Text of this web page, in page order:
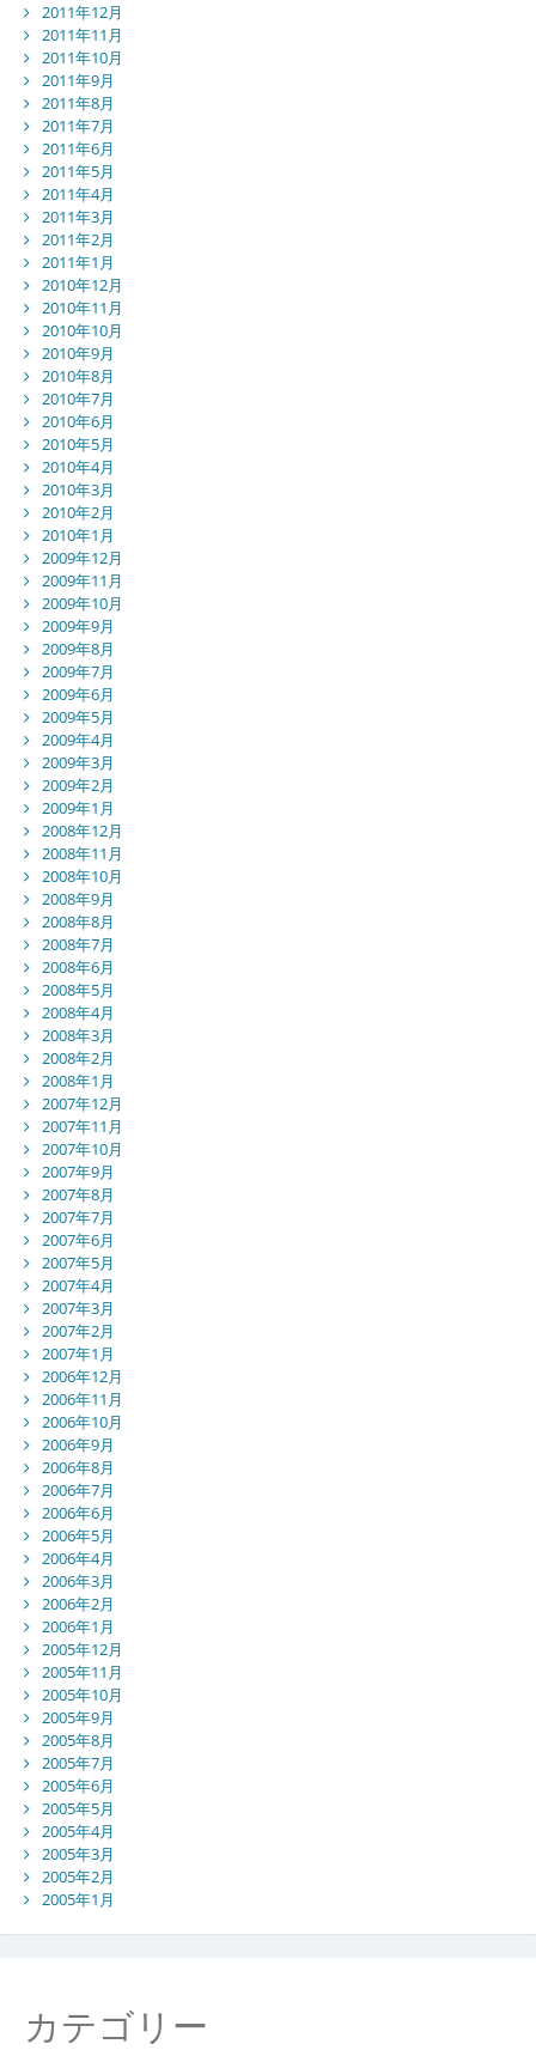
2011年12月
2011年11月
2011年10月
2011年9月
2011年8月
2011年7月
2011年6月
2011年5月
2011年4月
2011年3月
2011年2月
2011年1月
2010年12月
2010年11月
2010年10月
2010年9月
2010年8月
2010年7月
2010年6月
2010年5月
2010年4月
2010年3月
2010年2月
2010年1月
2009年12月
2009年11月
2009年10月
2009年9月
2009年8月
2009年7月
2009年6月
2009年5月
2009年4月
2009年3月
2009年2月
2009年1月
2008年12月
2008年11月
2008年10月
2008年9月
2008年8月
2008年7月
2008年6月
2008年5月
2008年4月
2008年3月
2008年2月
2008年1月
2007年12月
2007年11月
2007年10月
2007年9月
2007年8月
2007年7月
2007年6月
2007年5月
2007年4月
2007年3月
2007年2月
2007年1月
2006年12月
2006年11月
2006年10月
2006年9月
2006年8月
2006年7月
2006年6月
2006年5月
2006年4月
2006年3月
2006年2月
2006年1月
2005年12月
2005年11月
2005年10月
2005年9月
2005年8月
2005年7月
2005年6月
2005年5月
2005年4月
2005年3月
2005年2月
2005年1月
カテゴリー